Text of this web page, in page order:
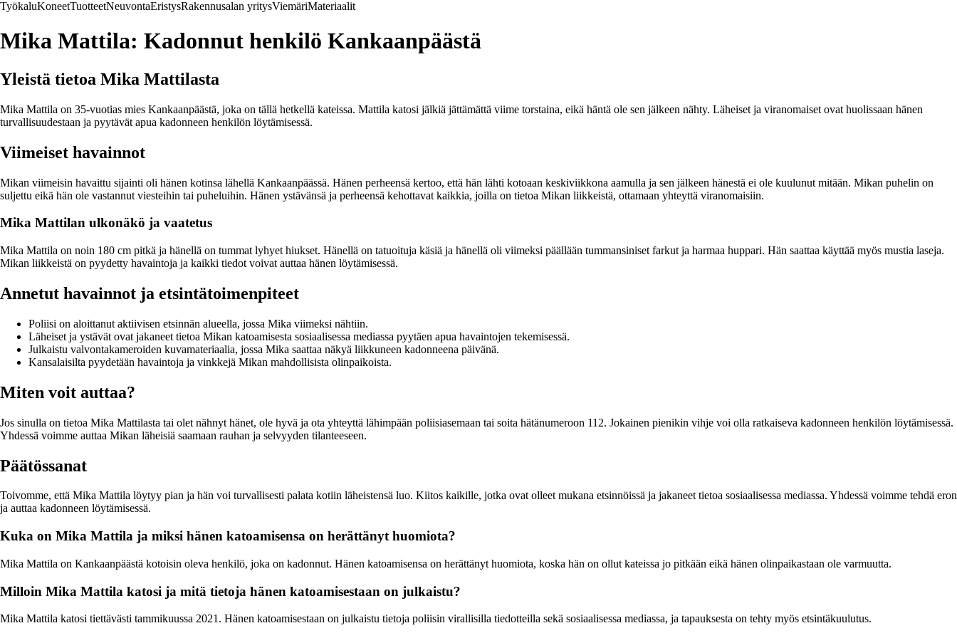
TyökaluKoneetTuotteetNeuvontaEristysRakennusalan yritysViemäriMateriaalit
Mika Mattila: Kadonnut henkilö Kankaanpäästä
Yleistä tietoa Mika Mattilasta
Mika Mattila on 35-vuotias mies Kankaanpäästä, joka on tällä hetkellä kateissa. Mattila katosi jälkiä jättämättä viime torstaina, eikä häntä ole sen jälkeen nähty. Läheiset ja viranomaiset ovat huolissaan hänen
turvallisuudestaan ja pyytävät apua kadonneen henkilön löytämisessä.
Viimeiset havainnot
Mikan viimeisin havaittu sijainti oli hänen kotinsa lähellä Kankaanpäässä. Hänen perheensä kertoo, että hän lähti kotoaan keskiviikkona aamulla ja sen jälkeen hänestä ei ole kuulunut mitään. Mikan puhelin on
suljettu eikä hän ole vastannut viesteihin tai puheluihin. Hänen ystävänsä ja perheensä kehottavat kaikkia, joilla on tietoa Mikan liikkeistä, ottamaan yhteyttä viranomaisiin.
Mika Mattilan ulkonäkö ja vaatetus
Mika Mattila on noin 180 cm pitkä ja hänellä on tummat lyhyet hiukset. Hänellä on tatuoituja käsiä ja hänellä oli viimeksi päällään tummansiniset farkut ja harmaa huppari. Hän saattaa käyttää myös mustia laseja.
Mikan liikkeistä on pyydetty havaintoja ja kaikki tiedot voivat auttaa hänen löytämisessä.
Annetut havainnot ja etsintätoimenpiteet
Poliisi on aloittanut aktiivisen etsinnän alueella, jossa Mika viimeksi nähtiin.
Läheiset ja ystävät ovat jakaneet tietoa Mikan katoamisesta sosiaalisessa mediassa pyytäen apua havaintojen tekemisessä.
Julkaistu valvontakameroiden kuvamateriaalia, jossa Mika saattaa näkyä liikkuneen kadonneena päivänä.
Kansalaisilta pyydetään havaintoja ja vinkkejä Mikan mahdollisista olinpaikoista.
Miten voit auttaa?
Jos sinulla on tietoa Mika Mattilasta tai olet nähnyt hänet, ole hyvä ja ota yhteyttä lähimpään poliisiasemaan tai soita hätänumeroon 112. Jokainen pienikin vihje voi olla ratkaiseva kadonneen henkilön löytämisessä.
Yhdessä voimme auttaa Mikan läheisiä saamaan rauhan ja selvyyden tilanteeseen.
Päätössanat
Toivomme, että Mika Mattila löytyy pian ja hän voi turvallisesti palata kotiin läheistensä luo. Kiitos kaikille, jotka ovat olleet mukana etsinnöissä ja jakaneet tietoa sosiaalisessa mediassa. Yhdessä voimme tehdä eron
ja auttaa kadonneen löytämisessä.
Kuka on Mika Mattila ja miksi hänen katoamisensa on herättänyt huomiota?
Mika Mattila on Kankaanpäästä kotoisin oleva henkilö, joka on kadonnut. Hänen katoamisensa on herättänyt huomiota, koska hän on ollut kateissa jo pitkään eikä hänen olinpaikastaan ole varmuutta.
Milloin Mika Mattila katosi ja mitä tietoja hänen katoamisestaan on julkaistu?
Mika Mattila katosi tiettävästi tammikuussa 2021. Hänen katoamisestaan on julkaistu tietoja poliisin virallisilla tiedotteilla sekä sosiaalisessa mediassa, ja tapauksesta on tehty myös etsintäkuulutus.